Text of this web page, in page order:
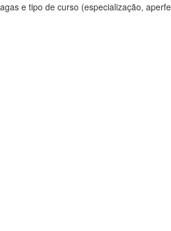
e tipo de curso (especialização,